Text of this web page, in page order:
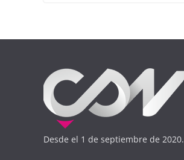
Desde el 1 de septiembre de 2020.